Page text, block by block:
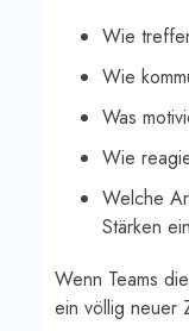
Wie
Wie
Was
Wie
Welche
Stärken
Wenn Teams
ein völlig neuer